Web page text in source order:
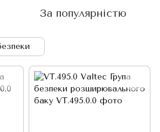
За популярністю